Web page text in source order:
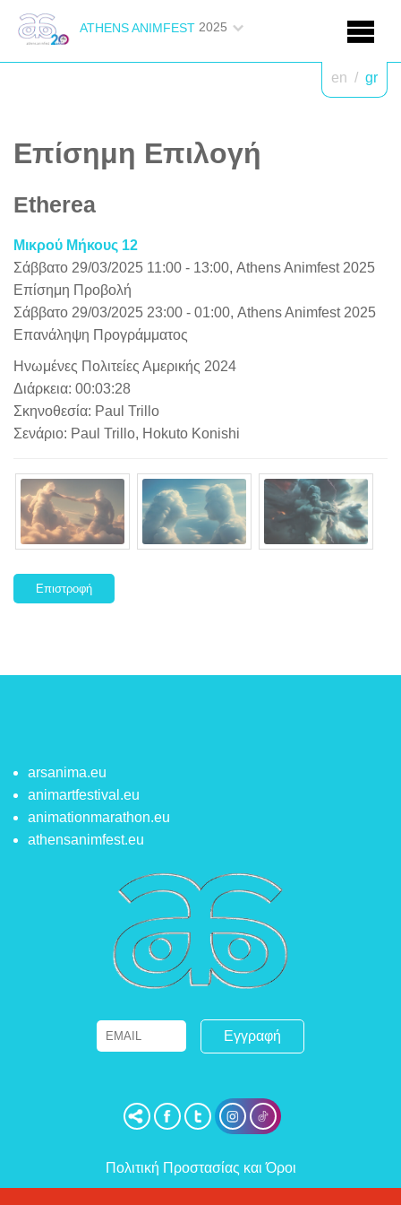
ATHENS ANIMFEST 2025
en / gr
Επίσημη Επιλογή
Etherea
Μικρού Μήκους 12
Σάββατο 29/03/2025 11:00 - 13:00, Athens Animfest 2025
Επίσημη Προβολή
Σάββατο 29/03/2025 23:00 - 01:00, Athens Animfest 2025
Επανάληψη Προγράμματος
Ηνωμένες Πολιτείες Αμερικής 2024
Διάρκεια: 00:03:28
Σκηνοθεσία: Paul Trillo
Σενάριο: Paul Trillo, Hokuto Konishi
Επιστροφή
arsanima.eu
animartfestival.eu
animationmarathon.eu
athensanimfest.eu
Email Name
Πολιτική Προστασίας και Όροι